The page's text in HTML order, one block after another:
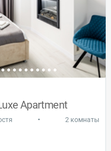
Apartment
• 2 комнаты